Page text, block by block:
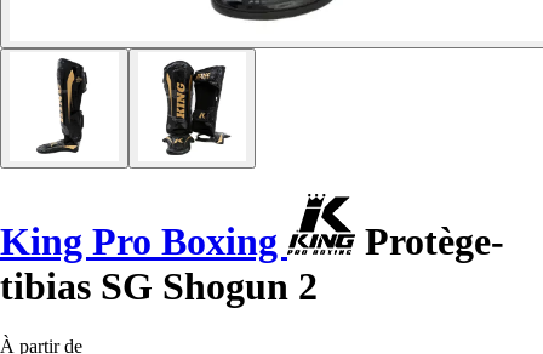
King Pro Boxing
Protège-
tibias SG Shogun 2
À partir de